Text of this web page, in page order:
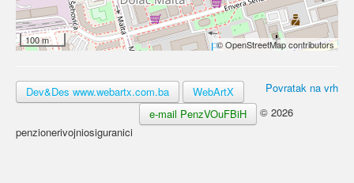
100 m © OpenStreetMap contributors
Povratak na vrh
Dev&Des www.webartx.com.ba
WebArtX
e-mail PenzVOuFBiH
© 2026
penzionerivojniosiguranici